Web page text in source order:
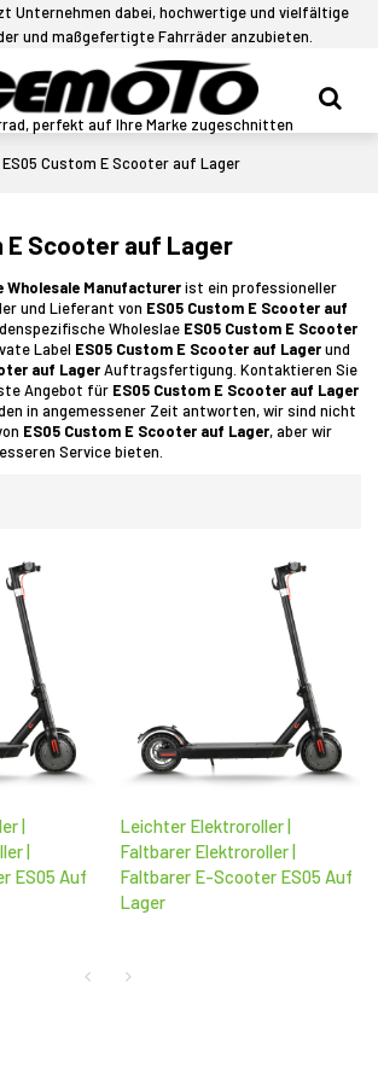
Unternehmen dabei, hochwertige und vielfältige
und maßgefertigte Fahrräder anzubieten.
perfekt auf Ihre Marke zugeschnitten
ES05 Custom E Scooter auf Lager
E Scooter auf Lager
Wholesale Manufacturerist ein professioneller
und Lieferant von ES05 Custom E Scooter auf
Wholeslae ES05 Custom E Scooter
Label ES05 Custom E Scooter auf Lagerund
auf LagerAuftragsfertigung. Kontaktieren Sie
Angebot für ES05 Custom E Scooter auf Lager
in angemessener Zeit antworten, wir sind nicht
ES05 Custom E Scooter auf Lager, aber wir
Service bieten.
|
|
ES05 Auf
Leichter Elektroroller |
Faltbarer Elektroroller |
Faltbarer E-Scooter ES05 Auf
Lager